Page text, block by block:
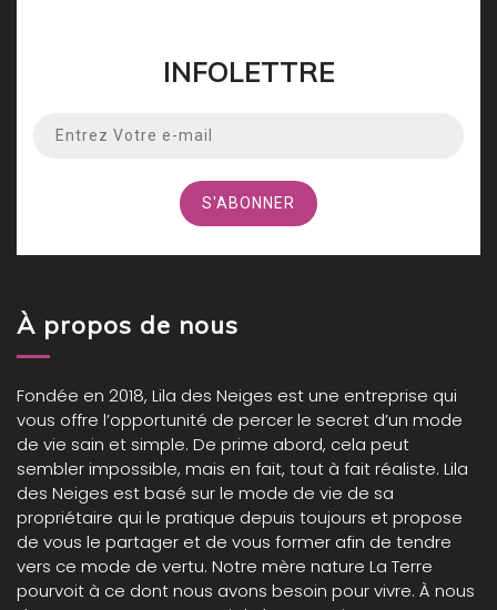
INFOLETTRE
À propos de nous
Fondée en 2018, Lila des Neiges est une entreprise qui
vous offre l’opportunité de percer le secret d’un mode
de vie sain et simple. De prime abord, cela peut
sembler impossible, mais en fait, tout à fait réaliste. Lila
des Neiges est basé sur le mode de vie de sa
propriétaire qui le pratique depuis toujours et propose
de vous le partager et de vous former afin de tendre
vers ce mode de vertu. Notre mère nature La Terre
pourvoit à ce dont nous avons besoin pour vivre. À nous